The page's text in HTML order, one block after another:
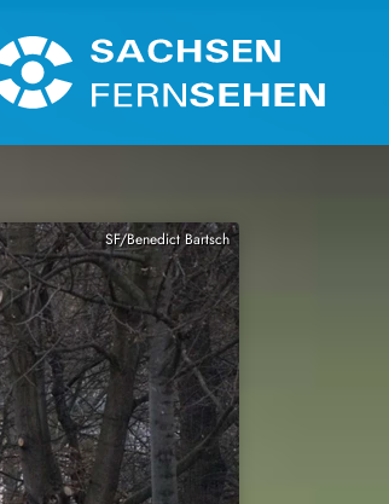
SF/Benedict Bartsch